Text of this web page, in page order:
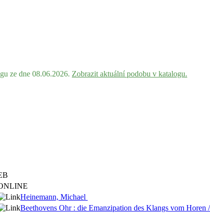
ze dne 08.06.2026. Zobrazit aktuální podobu v katalogu.
Heinemann, Michael
Beethovens Ohr : die Emanzipation des Klangs vom Horen